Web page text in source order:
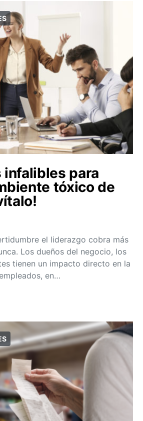
infalibles para
tóxico de
el liderazgo cobra más
Los dueños del negocio, los
tienen un impacto directo en la
en…